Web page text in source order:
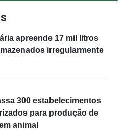
apreende 17 mil litros
irregularmente
300 estabelecimentos
para produção de
animal